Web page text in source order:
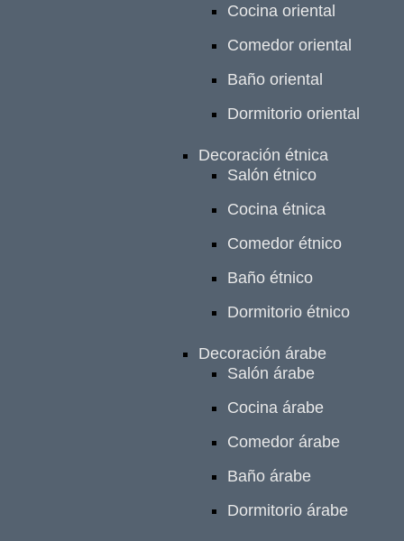
Cocina oriental
Comedor oriental
Baño oriental
Dormitorio oriental
Decoración étnica
Salón étnico
Cocina étnica
Comedor étnico
Baño étnico
Dormitorio étnico
Decoración árabe
Salón árabe
Cocina árabe
Comedor árabe
Baño árabe
Dormitorio árabe